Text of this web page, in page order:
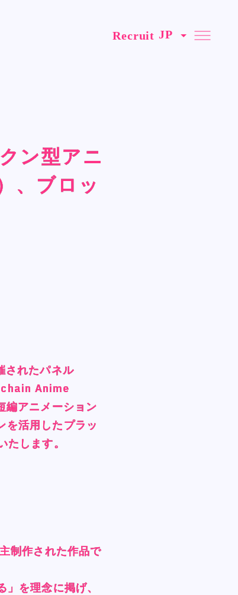
ン型アニ
、ブロッ
れたパネル
Anime
編アニメーション
を活用したプラッ
します。
制作された作品で
を理念に掲げ、
ン型アニ
、ブロッ
れたパネル
Anime
編アニメーション
を活用したプラッ
します。
制作された作品で
を理念に掲げ、
ン型アニ
、ブロッ
れたパネル
Anime
編アニメーション
を活用したプラッ
します。
制作された作品で
を理念に掲げ、
Recruit
Recruit
ン型アニ
、ブロッ
れたパネル
Anime
編アニメーション
を活用したプラッ
します。
制作された作品で
を理念に掲げ、